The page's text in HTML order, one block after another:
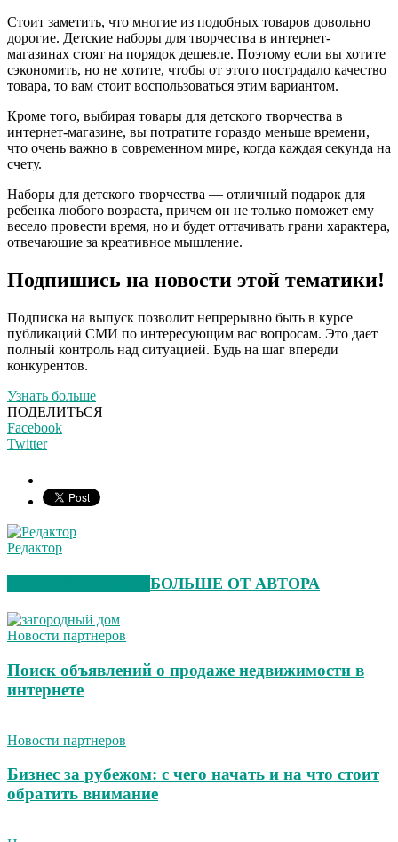
Стоит заметить, что многие из подобных товаров довольно
дорогие. Детские наборы для творчества в интернет-
магазинах стоят на порядок дешевле. Поэтому если вы хотите
сэкономить, но не хотите, чтобы от этого пострадало качество
товара, то вам стоит воспользоваться этим вариантом.
Кроме того, выбирая товары для детского творчества в
интернет-магазине, вы потратите гораздо меньше времени,
что очень важно в современном мире, когда каждая секунда на
счету.
Наборы для детского творчества — отличный подарок для
ребенка любого возраста, причем он не только поможет ему
весело провести время, но и будет оттачивать грани характера,
отвечающие за креативное мышление.
Подпишись на новости этой тематики!
Подписка на выпуск позволит непрерывно быть в курсе
публикаций СМИ по интересующим вас вопросам. Это дает
полный контроль над ситуацией. Будь на шаг впереди
конкурентов.
Узнать больше
ПОДЕЛИТЬСЯ
Facebook
Twitter
Редактор
БОЛЬШЕ ОТ АВТОРА
Новости партнеров
Поиск объявлений о продаже недвижимости в
интернете
Новости партнеров
Бизнес за рубежом: с чего начать и на что стоит
обратить внимание